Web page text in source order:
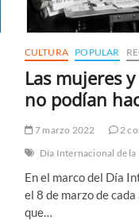
CULTURA POPULAR
Las mujeres
no podían
7 marzo 2022
2
Día Internacional de
En el marco del Día
el 8 de marzo de
que…